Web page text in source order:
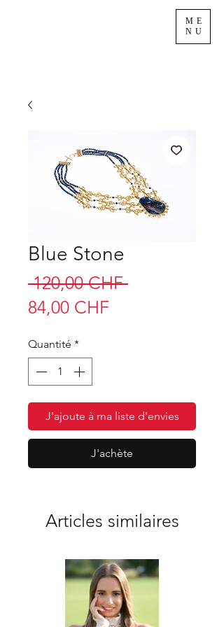
ME
NU
Blue Stone
120,00 CHF Prix
84,00 CHF
Quantité *
J'ajoute à ma liste d'envies
J'achète
Articles similaires